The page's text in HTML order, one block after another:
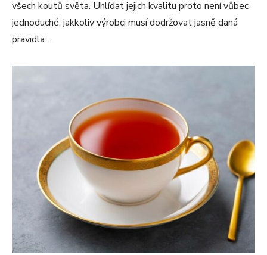
všech koutů světa. Uhlídat jejich kvalitu proto není vůbec
jednoduché, jakkoliv výrobci musí dodržovat jasně daná
pravidla.…